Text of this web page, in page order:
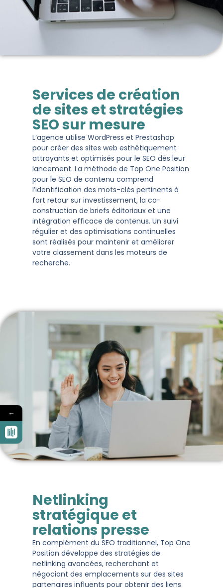
Services de création
de sites et stratégies
SEO sur mesure
L’agence utilise WordPress et Prestashop
pour créer des sites web esthétiquement
attrayants et optimisés pour le SEO dès leur
lancement. La méthode de Top One Position
pour le SEO de contenu comprend
l’identification des mots-clés pertinents à
fort retour sur investissement, la co-
construction de briefs éditoriaux et une
intégration efficace de contenus. Un suivi
régulier et des optimisations continuelles
sont réalisés pour maintenir et améliorer
votre classement dans les moteurs de
recherche.
Netlinking
stratégique et
relations presse
En complément du SEO traditionnel, Top One
Position développe des stratégies de
netlinking avancées, recherchant et
négociant des emplacements sur des sites
partenaires influents pour obtenir des liens
←